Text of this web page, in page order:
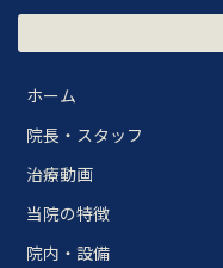
ホーム
院長・スタッフ
治療動画
当院の特徴
院内・設備